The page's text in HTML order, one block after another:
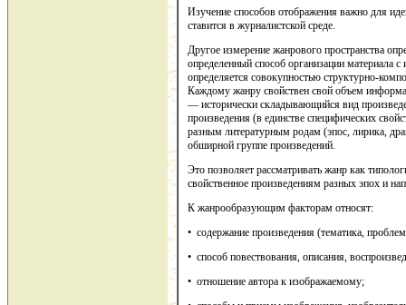
Изучение способов отображения важно для
ставится в журналистской среде.
Другое измерение жанрового пространства
определенный способ организации материала
определяется совокупностью структурно-
Каждому жанру свойствен свой объем
— исторически склады­вающийся вид
произведения (в единстве специфических
разным литературным родам (эпос, лирика,
обширной группе произведений.
Это позволяет рассматривать жанр как
свойственное произведениям разных эпох и
К жанрообразующим факторам относят:
• содержание произведения (тематика,
• способ повествования, описания,
• отношение автора к изображаемому;